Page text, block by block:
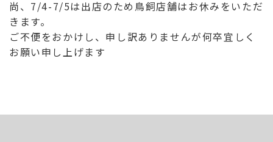
尚、7/4-7/5は出店のため鳥飼店舗はお休みをいただ
きます。
ご不便をおかけし、申し訳ありませんが何卒宜しく
お願い申し上げます